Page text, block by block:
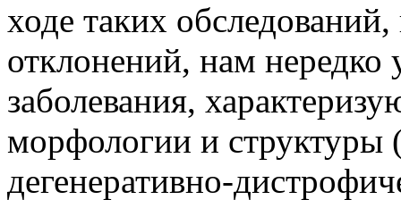
ходе таких
отклонений, нам нередко
заболевания,
морфологии и структуры
дегенеративно-